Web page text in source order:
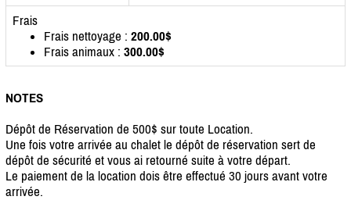
Frais
Frais nettoyage : 200.00$
Frais animaux : 300.00$
NOTES
Dépôt de Réservation de 500$ sur toute Location.
Une fois votre arrivée au chalet le dépôt de réservation sert de
dépôt de sécurité et vous ai retourné suite à votre départ.
Le paiement de la location dois être effectué 30 jours avant votre
arrivée.